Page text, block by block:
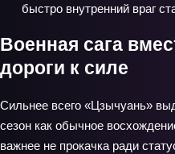
быстро внутренний враг
Военная сага
дороги к силе
Сильнее всего «Цзычуань»
сезон как обычное
важнее не прокачка ради